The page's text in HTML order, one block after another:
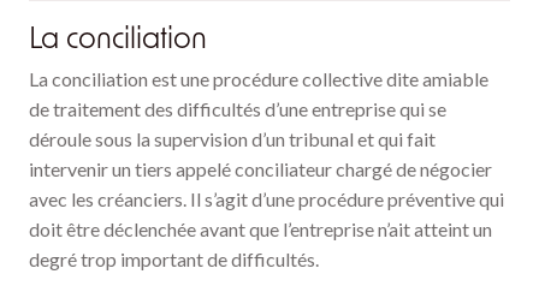
La conciliation
La conciliation est une procédure collective dite amiable
de traitement des difficultés d’une entreprise qui se
déroule sous la supervision d’un tribunal et qui fait
intervenir un tiers appelé conciliateur chargé de négocier
avec les créanciers. Il s’agit d’une procédure préventive qui
doit être déclenchée avant que l’entreprise n’ait atteint un
degré trop important de difficultés.